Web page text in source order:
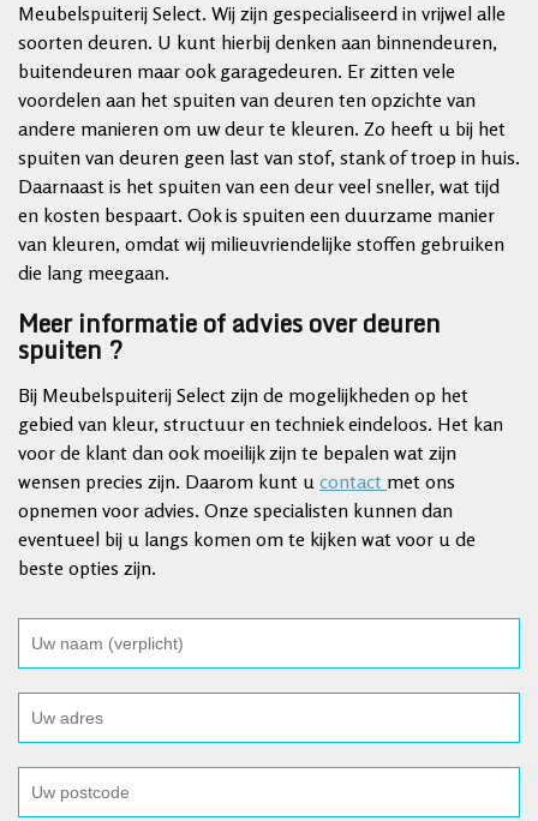
Meubelspuiterij Select. Wij zijn gespecialiseerd in vrijwel alle
soorten deuren. U kunt hierbij denken aan binnendeuren,
buitendeuren maar ook garagedeuren. Er zitten vele
voordelen aan het spuiten van deuren ten opzichte van
andere manieren om uw deur te kleuren. Zo heeft u bij het
spuiten van deuren geen last van stof, stank of troep in huis.
Daarnaast is het spuiten van een deur veel sneller, wat tijd
en kosten bespaart. Ook is spuiten een duurzame manier
van kleuren, omdat wij milieuvriendelijke stoffen gebruiken
die lang meegaan.
Meer informatie of advies over deuren
spuiten ?
Bij Meubelspuiterij Select zijn de mogelijkheden op het
gebied van kleur, structuur en techniek eindeloos. Het kan
voor de klant dan ook moeilijk zijn te bepalen wat zijn
wensen precies zijn. Daarom kunt u contact met ons
opnemen voor advies. Onze specialisten kunnen dan
eventueel bij u langs komen om te kijken wat voor u de
beste opties zijn.